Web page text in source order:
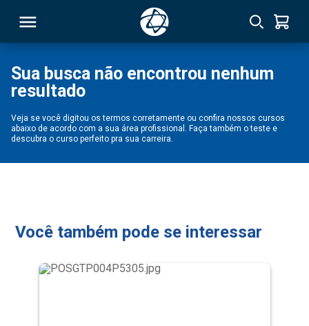
Sua busca não encontrou nenhum
resultado
Veja se você digitou os termos corretamente ou confira nossos cursos
abaixo de acordo com a sua área profissional. Faça também o teste e
descubra o curso perfeito pra sua carreira.
Você também pode se interessar